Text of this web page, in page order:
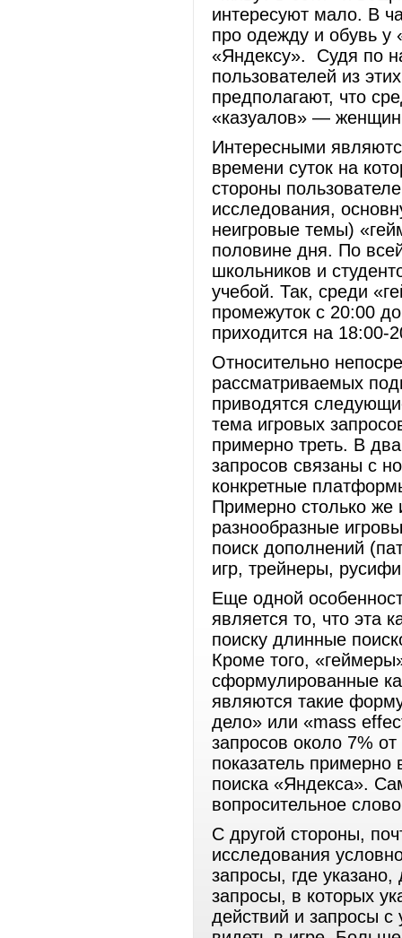
интересуют мало. В
про одежду и обувь у
«Яндексу». Судя по
пользователей из
предполагают, что
«казуалов» —
Интересными
времени суток на
стороны
исследования,
неигровые темы)
половине дня. По
школьников и
учебой. Так, среди
промежуток с 20:00
приходится на 18:00-
Относительно
рассматриваемых
приводятся
тема игровых
примерно треть. В
запросов связаны с
конкретные
Примерно столько же
разнообразные
поиск дополнений
игр, трейнеры,
Еще одной
является то, что эта
поиску длинные
Кроме того,
сформулированные
являются такие
дело» или «mass
запросов около 7%
показатель
поиска «Яндекса».
вопросительное
С другой стороны,
исследования
запросы, где
запросы, в которых
действий и запросы с